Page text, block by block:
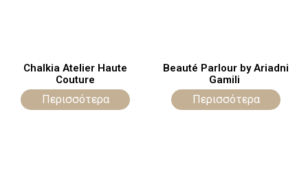
Chalkia Atelier Haute
Couture
Περισσότερα
Beauté Parlour by Ariadni
Gamili
Περισσότερα